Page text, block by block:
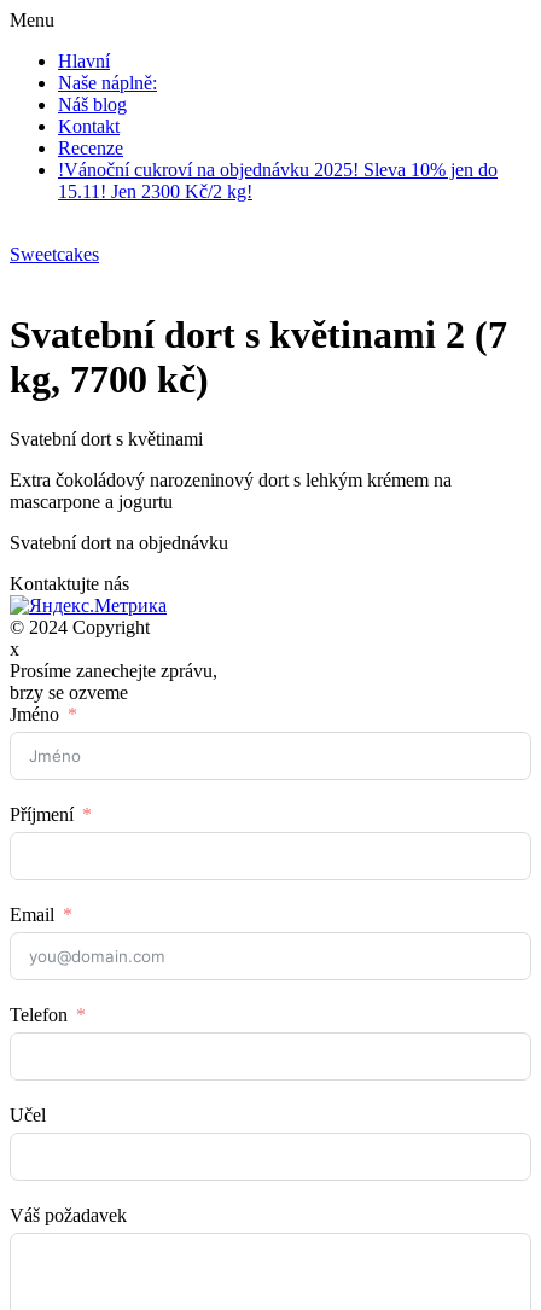
Menu
Hlavní
Naše náplně:
Náš blog
Kontakt
Recenze
!Vánoční cukroví na objednávku 2025! Sleva 10% jen do
15.11! Jen 2300 Kč/2 kg!
Sweetcakes
Svatební dort s květinami 2 (7
kg, 7700 kč)
Svatební dort s květinami
Extra čokoládový narozeninový dort s lehkým krémem na
mascarpone a jogurtu
Svatební dort na objednávku
Kontaktujte nás
© 2024 Copyright
x
Prosíme zanechejte zprávu,
brzy se ozveme
Jméno
Příjmení
Email
Telefon
Učel
Váš požadavek